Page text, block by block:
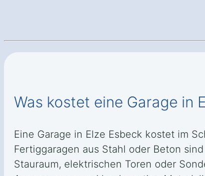
Was kostet eine Garage in
Eine Garage in Elze Esbeck kostet im
Fertiggaragen aus Stahl oder Beton
Stauraum, elektrischen Toren oder